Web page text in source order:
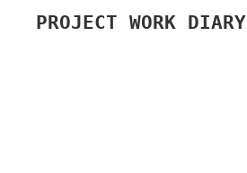
PROJECT WORK DIARY